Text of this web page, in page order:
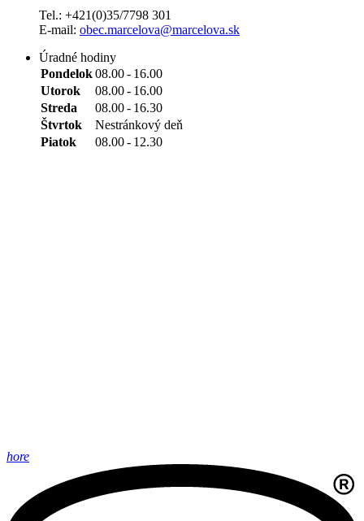
Tel.: +421(0)35/7798 301
E-mail: obec.marcelova@marcelova.sk
Úradné hodiny
Pondelok08.00- 16.00
Utorok
08.00- 16.00
Streda
08.00- 16.30
Štvrtok
Nestránkový deň
Piatok
08.00- 12.30
hore